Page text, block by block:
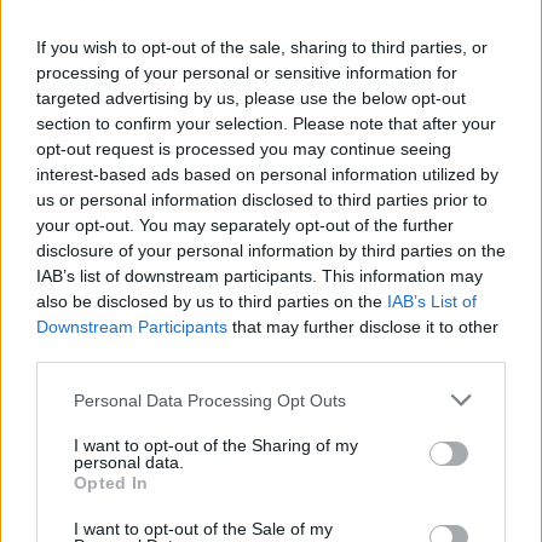
If you wish to opt-out of the sale, sharing to third parties, or
processing of your personal or sensitive information for
targeted advertising by us, please use the below opt-out
section to confirm your selection. Please note that after your
opt-out request is processed you may continue seeing
interest-based ads based on personal information utilized by
us or personal information disclosed to third parties prior to
your opt-out. You may separately opt-out of the further
disclosure of your personal information by third parties on the
IAB’s list of downstream participants. This information may
also be disclosed by us to third parties on the IAB’s List of
Downstream Participants that may further disclose it to other
Personal Data Processing Opt Outs
I want to opt-out of the Sharing of my
personal data.
Opted In
I want to opt-out of the Sale of my
pomníku v Olšině. Připomínat
bude příběh místní kdysi
významné obce s poštou,
četnickou stanicí i několika hostinci, která zanikla zhruba před 80
lety kvůli zřízení vojenského výcvikového prostoru Ralsko.
Opravený pomník chce geopark ukázat na konci srpna při akci
Proměny, která každoročně připomíná historii zaniklých obcí z
tohoto území. ČTK o tom informovala ředitelka Národního
geoparku Ralsko Lenka Mrázová.
Čeští a němečtí ochránci přírody obnoví biodiverzitu
kolem Liberce a Žitavy
2.8.2026 18:32 | LIBEREC (ČTK)
biologickou rozmanitost na
zemědělské, příměstské a lesní
krajiny v okolí Liberce a německé Žitavy. Na společném
přeshraničním projektu budou spolupracovat tři organizace:
Žitavské hory a Mezinárodní centrum setkávání St. Marienthal,